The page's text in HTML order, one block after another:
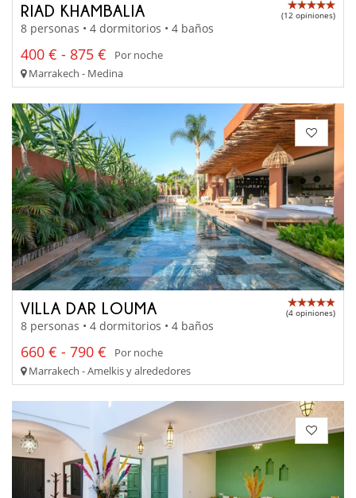
RIAD KHAMBALIA (12 opiniones)
8 personas • 4 dormitorios • 4 baños
400 € - 875 €
Por noche
Marrakech - Medina
VILLA DAR LOUMA (4 opiniones)
8 personas • 4 dormitorios • 4 baños
660 € - 790 €
Por noche
Marrakech - Amelkis y alrededores